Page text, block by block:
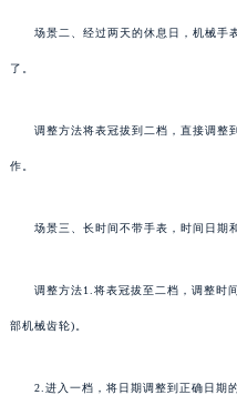
场景二、经过两天的休息日，机械手
了。
调整方法将表冠拔到二档，直接调整
作。
场景三、长时间不带手表，时间日期和
调整方法1.将表冠拔至二档，调整时间
部机械齿轮)。
2.进入一档，将日期调整到正确日期的